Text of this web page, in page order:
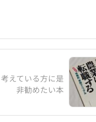
えている方に是
非勧めたい本